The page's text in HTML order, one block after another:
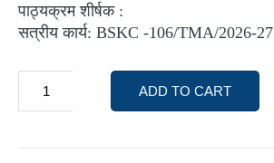
पाठ्यक्रम शीर्षक :
सत्रीय कार्य: BSKC -106/TMA/2026-27
ADD TO CART